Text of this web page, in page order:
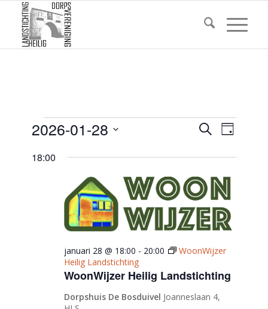
Evenementen
in
januari
2026
en
navigatie
Zoeken
Dag
2026-01-28
een
18:00
WoonWijzer Heilig Landstichting
januari 28 @ 18:00 - 20:00
WoonWijzer
Heilig Landstichting
Dorpshuis De Bosduivel Joanneslaan 4,